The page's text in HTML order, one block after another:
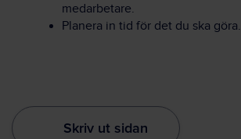
medarbetare.
Planera in tid för det du ska göra.
Skriv ut sidan